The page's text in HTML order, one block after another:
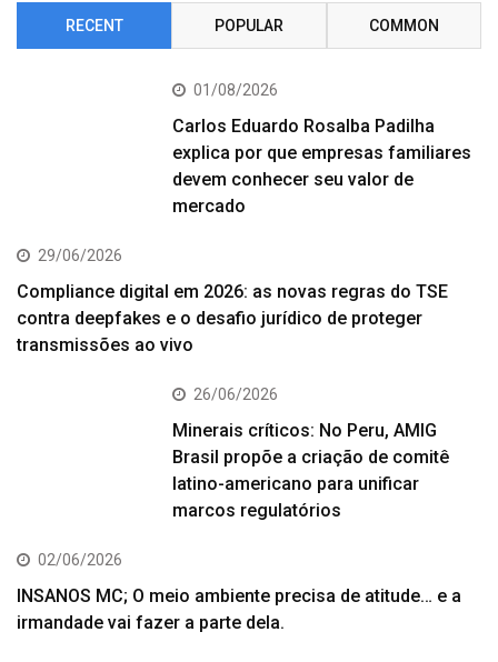
RECENT POPULAR COMMON
01/08/2026
Carlos Eduardo Rosalba Padilha
explica por que empresas familiares
devem conhecer seu valor de
mercado
29/06/2026
Compliance digital em 2026: as novas regras do TSE
contra deepfakes e o desafio jurídico de proteger
transmissões ao vivo
26/06/2026
Minerais críticos: No Peru, AMIG
Brasil propõe a criação de comitê
latino-americano para unificar
marcos regulatórios
02/06/2026
INSANOS MC; O meio ambiente precisa de atitude… e a
irmandade vai fazer a parte dela.